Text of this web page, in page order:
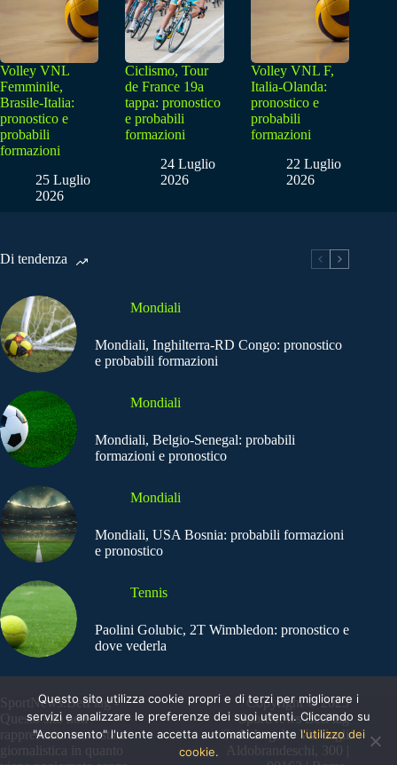
Volley VNL
Femminile,
Brasile-Italia:
pronostico e
probabili
formazioni
25 Luglio
2026
Ciclismo, Tour
de France 19a
tappa: pronostico
e probabili
formazioni
24 Luglio
2026
Volley VNL F,
Italia-Olanda:
pronostico e
probabili
formazioni
22 Luglio
2026
Di tendenza
Mondiali
Mondiali, Inghilterra-RD Congo: pronostico
e probabili formazioni
Mondiali
Mondiali, Belgio-Senegal: probabili
formazioni e pronostico
Mondiali
Mondiali, USA Bosnia: probabili formazioni
e pronostico
Tennis
Paolini Golubic, 2T Wimbledon: pronostico e
dove vederla
SportNews.BetFlag -
Questo sito non
rappresenta una testata
giornalistica in quanto
Copyright © 2025
SportNews BetFlag
Sede Legale: Via degli
Aldobrandeschi, 300 |
Questo sito utilizza cookie propri e di terzi per migliorare i
servizi e analizzare le preferenze dei suoi utenti. Cliccando su
"Acconsento" l'utente accetta automaticamente l'utilizzo dei
cookie.